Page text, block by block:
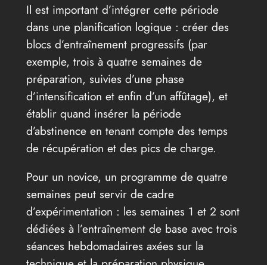
Il est important d’intégrer cette période
dans une planification logique : créer des
blocs d’entraînement progressifs (par
exemple, trois à quatre semaines de
préparation, suivies d’une phase
d’intensification et enfin d’un affûtage), et
établir quand insérer la période
d’abstinence en tenant compte des temps
de récupération et des pics de charge.
Pour un novice, un programme de quatre
semaines peut servir de cadre
d’expérimentation : les semaines 1 et 2 sont
dédiées à l’entraînement de base avec trois
séances hebdomadaires axées sur la